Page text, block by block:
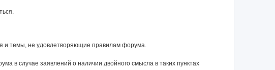
и темы, не удовлетворяющие правилам форума.
в случае заявлений о наличии двойного смысла в таких пунктах